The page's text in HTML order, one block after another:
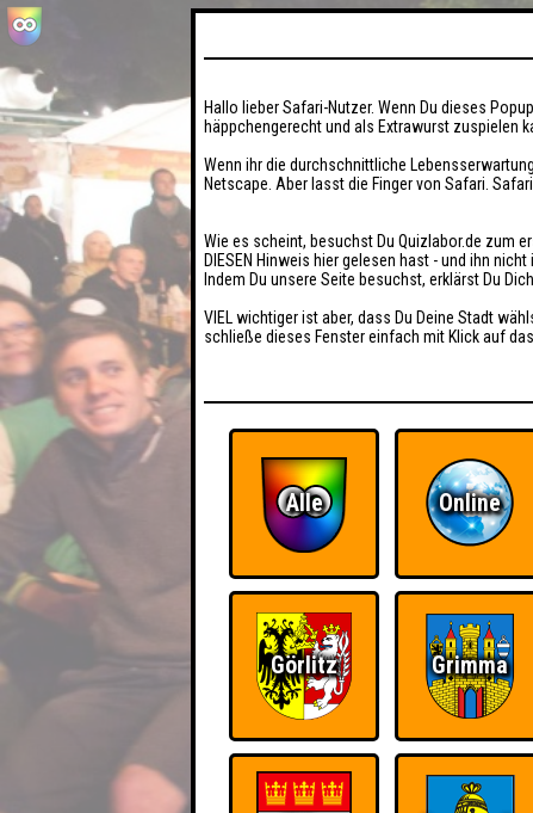
Hallo lieber Safari-Nutzer. Wenn Du dieses
häppchengerecht und als Extrawurst zuspielen
Wenn ihr die durchschnittliche
Netscape. Aber lasst die Finger von Safari.
Wie es scheint, besuchst Du Quizlabor.de zum
DIESEN Hinweis hier gelesen hast - und ihn
Indem Du unsere Seite besuchst, erklärst Du
VIEL wichtiger ist aber, dass Du Deine Stadt
schließe dieses Fenster einfach mit Klick auf
Alle Online
Görlitz Grimma